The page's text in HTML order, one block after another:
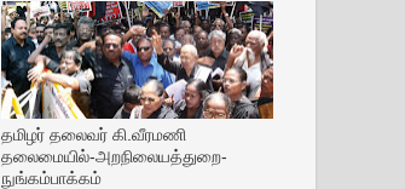
தமிழர் தலைவர் கி.வீரமணி
தலைமையில்-அறநிலையத்துறை-
நுங்கம்பாக்கம்